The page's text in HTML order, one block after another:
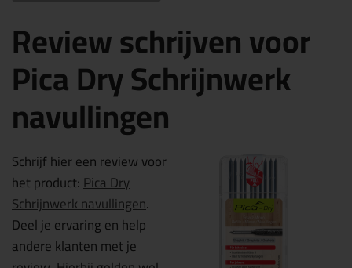
Review schrijven voor
Pica Dry Schrijnwerk
navullingen
Schrijf hier een review voor
het product:Pica Dry
Schrijnwerk navullingen.
Deel je ervaring en help
andere klanten met je